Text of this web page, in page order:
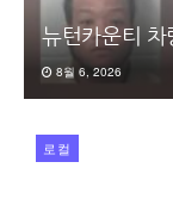
뉴턴카운티
8월 6, 2026
로컬